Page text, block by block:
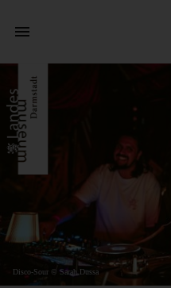
Disco-Sour © Sarah Dussa